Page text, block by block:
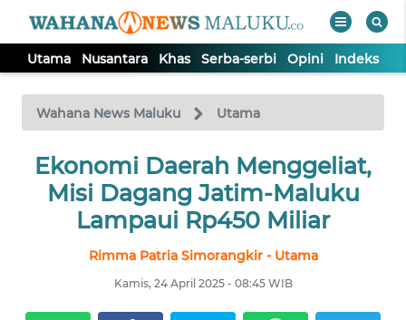
Utama Nusantara Khas Serba-serbi Opini Indeks
Wahana News Maluku Utama
Ekonomi Daerah Menggeliat,
Misi Dagang Jatim-Maluku
Lampaui Rp450 Miliar
Rimma Patria Simorangkir - Utama
Kamis, 24 April 2025 - 08:45 WIB
TV
Tutup
UTAMA
NUSANTARA
SERBA-